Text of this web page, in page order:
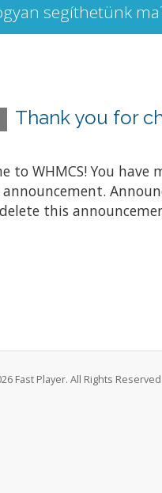
segíthetünk
Thank you for
to WHMCS! You
this
Fast Player. All Rights Reserved.